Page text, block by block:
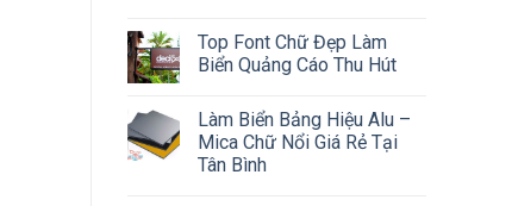
Top Font Chữ Đẹp Làm
Biển Quảng Cáo Thu Hút
Làm Biển Bảng Hiệu Alu –
Mica Chữ Nổi Giá Rẻ Tại
Tân Bình